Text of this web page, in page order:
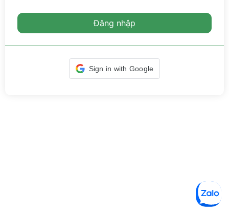
Đăng nhập
Sign in with Google